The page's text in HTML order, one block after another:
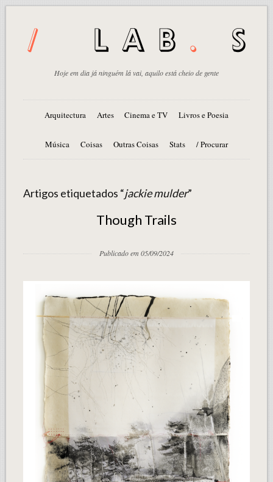
Hoje em dia já ninguém lá vai, aquilo está cheio de gente
Arquitectura Artes Cinema e TV Livros e Poesia
Música Coisas Outras Coisas Stats / Procurar
Artigos etiquetados “jackie mulder”
Though Trails
Publicado em 05/09/2024